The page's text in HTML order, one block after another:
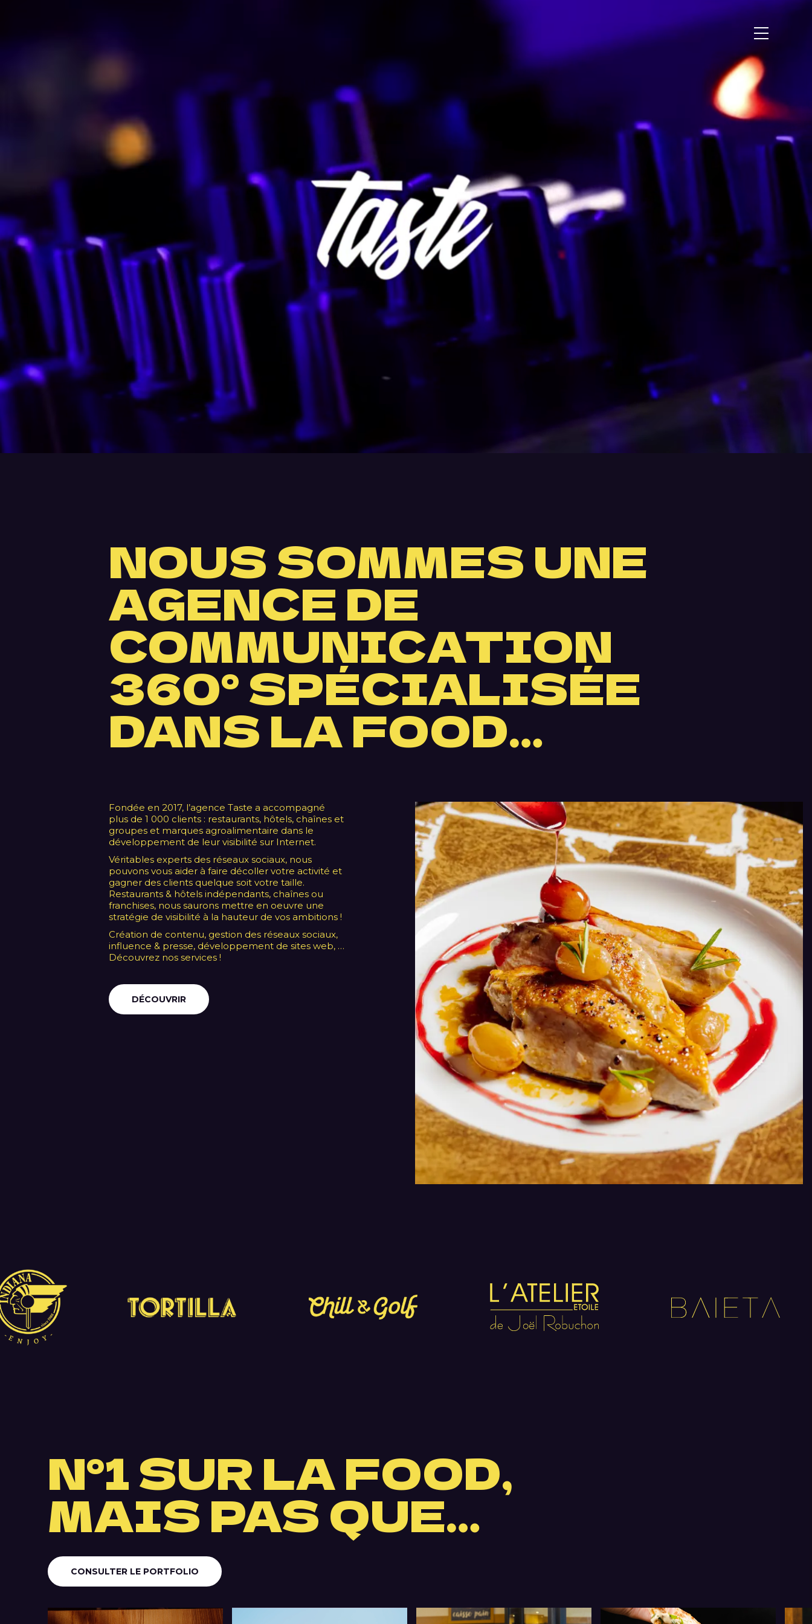
NOUS SOMMES UNE
AGENCE DE
COMMUNICATION
360° SPÉCIALISÉE
DANS LA FOOD…
Fondée en 2017, l’agence Taste a accompagné
plus de 1 000 clients : restaurants, hôtels, chaînes et
groupes et marques agroalimentaire dans le
développement de leur visibilité sur Internet.
Véritables experts des réseaux sociaux, nous
pouvons vous aider à faire décoller votre activité et
gagner des clients quelque soit votre taille.
Restaurants & hôtels indépendants, chaînes ou
franchises, nous saurons mettre en oeuvre une
stratégie de visibilité à la hauteur de vos ambitions !
Création de contenu, gestion des réseaux sociaux,
influence & presse, développement de sites web, …
Découvrez nos services !
DÉCOUVRIR
N°1 SUR LA FOOD,
MAIS PAS QUE…
CONSULTER LE PORTFOLIO